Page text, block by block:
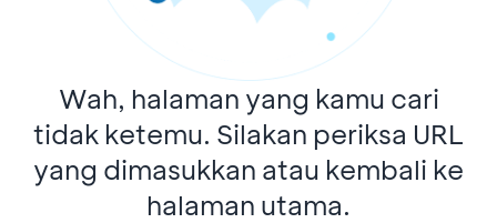
Wah, halaman yang kamu cari
tidak ketemu. Silakan periksa URL
yang dimasukkan atau kembali ke
halaman utama.